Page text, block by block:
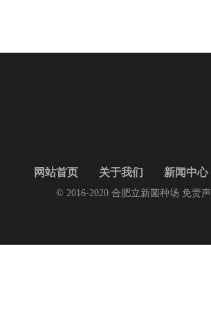
网站首页 关于我们 新闻中心
© 2016-2020 合肥立新菌种场 免责